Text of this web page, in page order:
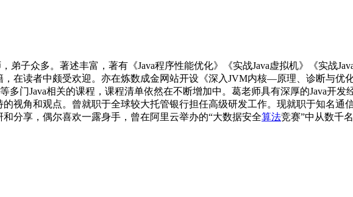
弟子众多。著述丰富，著有《Java程序性能优化》《实战Java虚拟机》《实战
，在读者中颇受欢迎。亦在炼数成金网站开设《深入JVM内核—原理、诊断与优
多门Java相关的课程，课程清单依然在不断增加中。葛老师具有深厚的Java开发
视角和观点。曾就职于全球较大托管银行担任高级研发工作。现就职于知名通
分享，偶尔喜欢一露身手，曾在阿里云举办的“大数据安全算法竞赛”中从数千